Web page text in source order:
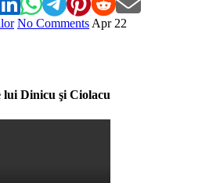
No Comments Apr 22
Dinicu şi Ciolacu